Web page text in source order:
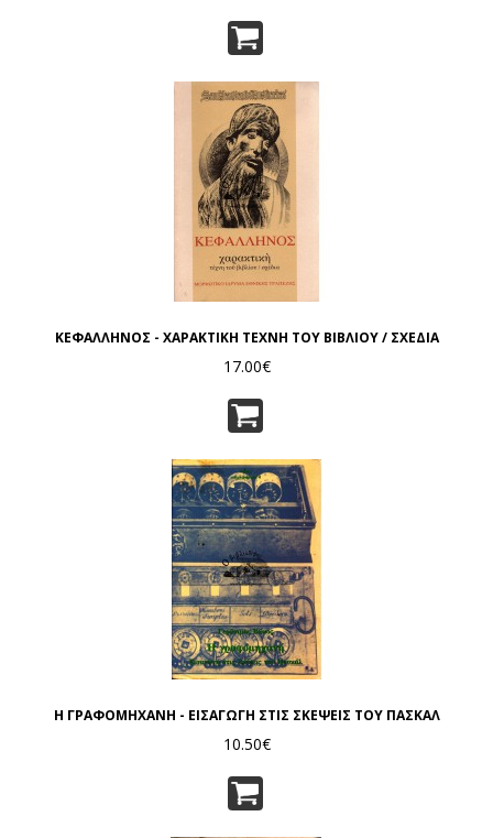
ΚΕΦΑΛΛΗΝΟΣ - ΧΑΡΑΚΤΙΚΗ ΤΕΧΝΗ ΤΟΥ ΒΙΒΛΙΟΥ / ΣΧΕΔΙΑ
17.00€
Η ΓΡΑΦΟΜΗΧΑΝΗ - ΕΙΣΑΓΩΓΗ ΣΤΙΣ ΣΚΕΨΕΙΣ ΤΟΥ ΠΑΣΚΑΛ
10.50€